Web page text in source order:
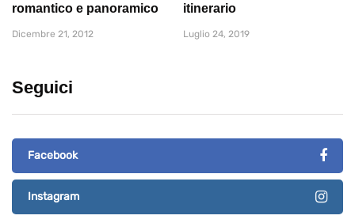
romantico e panoramico
Dicembre 21, 2012
itinerario
Luglio 24, 2019
Seguici
Facebook
Instagram